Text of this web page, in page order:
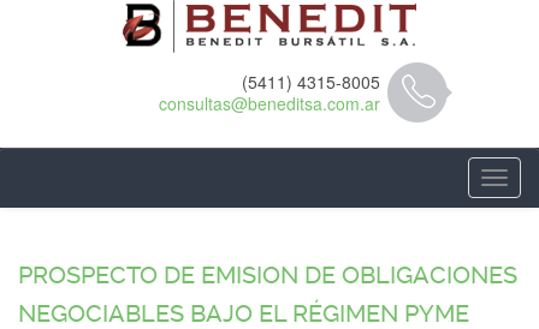
(5411) 4315-8005
consultas@beneditsa.com.ar
PROSPECTO DE EMISION DE OBLIGACIONES
NEGOCIABLES BAJO EL RÉGIMEN PYME